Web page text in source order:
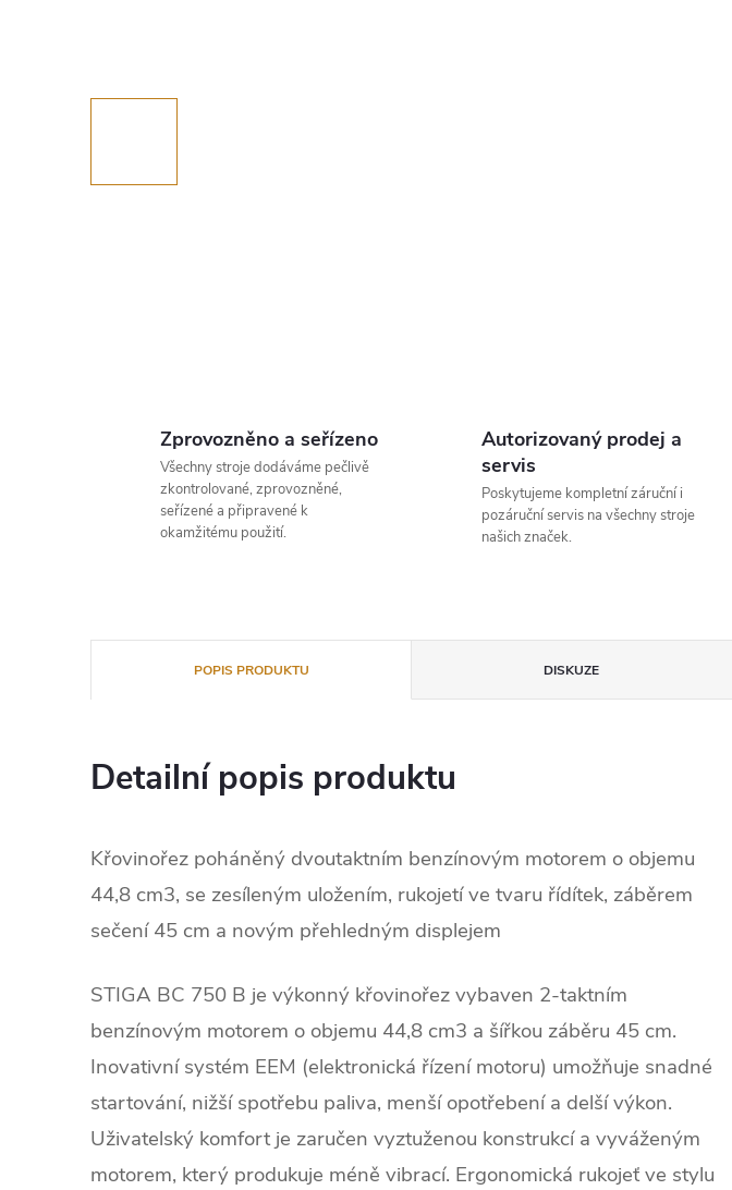
Zprovozněno a seřízeno
Všechny stroje dodáváme pečlivě
zkontrolované, zprovozněné,
seřízené a připravené k
okamžitému použití.
Autorizovaný prodej a
servis
Poskytujeme kompletní záruční i
pozáruční servis na všechny stroje
našich značek.
POPIS PRODUKTU DISKUZE
Detailní popis produktu
Křovinořez poháněný dvoutaktním benzínovým motorem o objemu
44,8 cm3, se zesíleným uložením, rukojetí ve tvaru řídítek, záběrem
sečení 45 cm a novým přehledným displejem
STIGA BC 750 B je výkonný křovinořez vybaven 2-taktním
benzínovým motorem o objemu 44,8 cm3 a šířkou záběru 45 cm.
Inovativní systém EEM (elektronická řízení motoru) umožňuje snadné
startování, nižší spotřebu paliva, menší opotřebení a delší výkon.
Uživatelský komfort je zaručen vyztuženou konstrukcí a vyváženým
motorem, který produkuje méně vibrací. Ergonomická rukojeť ve stylu